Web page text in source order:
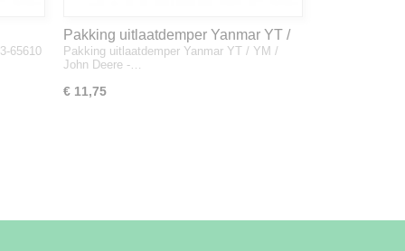
65610
Pakking uitlaatdemper Yanmar YT /
YM / John Deere - 128300-13230
Pakking uitlaatdemper Yanmar YT / YM /
John Deere -…
€ 11,75